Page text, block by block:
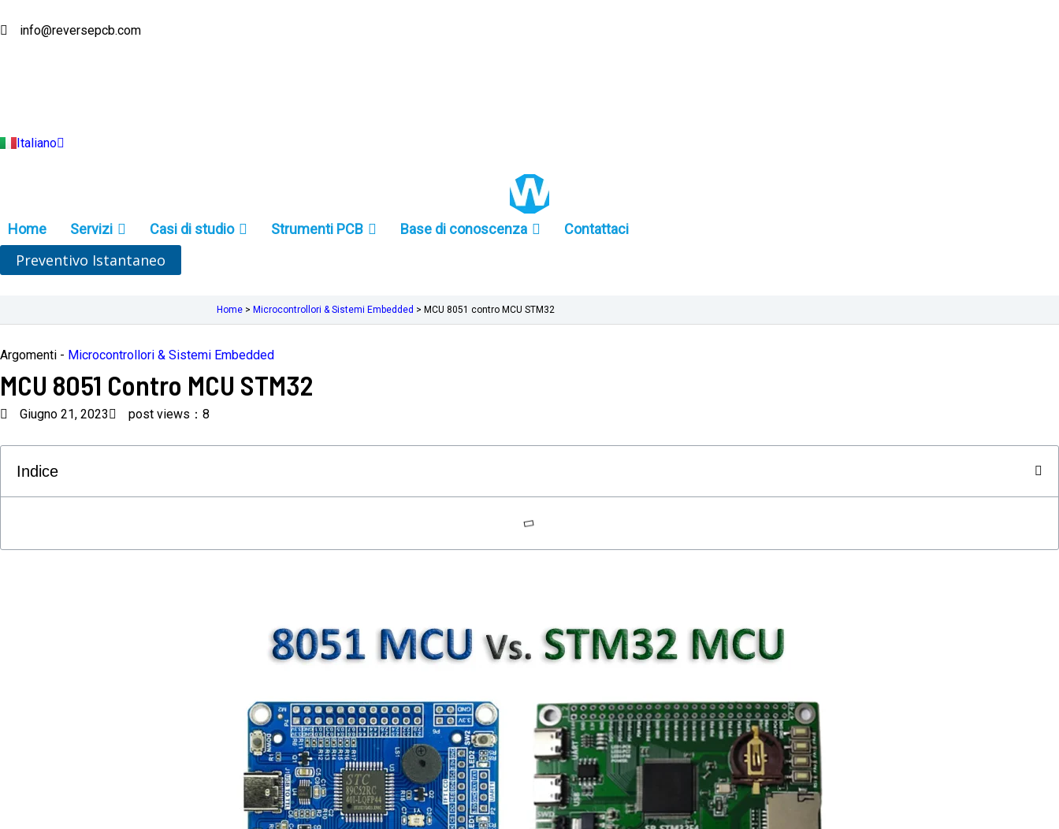
al
info@reversepcb.com
Italiano
English
Indonesia
Home Servizi Casi di studio Strumenti PCB Base di conoscenza Contattaci
Preventivo Istantaneo
Home > Microcontrollori & Sistemi Embedded > MCU 8051 contro MCU STM32
Argomenti - Microcontrollori & Sistemi Embedded
MCU 8051 Contro MCU STM32
Giugno 21, 2023 post views：8
Indice